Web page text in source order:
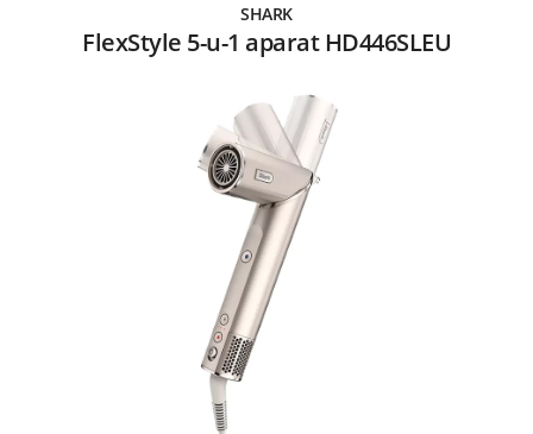
SHARK
FlexStyle 5-u-1 aparat HD446SLEU